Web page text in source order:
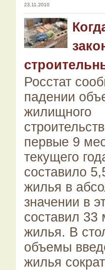
23.11.2010
Росстат
падении
жилищного
первые 9
текущего
составило
жилья в
значении в
составил 33
жилья. В
объемы
жилья